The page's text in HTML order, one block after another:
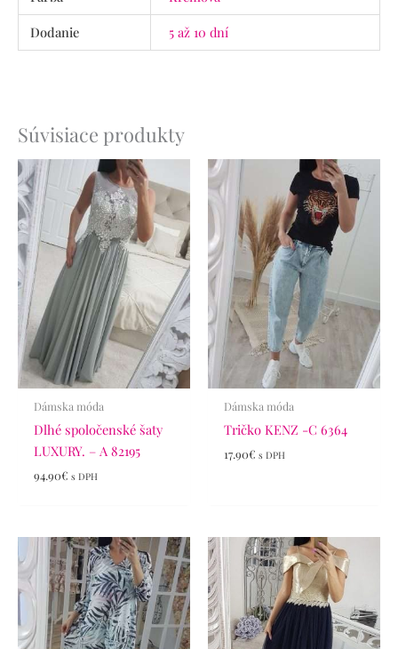
Dodanie
5 až 10 dní
Súvisiace produkty
Dámska móda
Dlhé spoločenské šaty
LUXURY. – A 82195
94.90€ s DPH
Dámska móda
Tričko KENZ -C 6364
17.90€ s DPH